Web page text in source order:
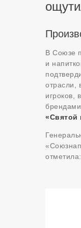
В Союзе
и
отрасли,
игроков,
брендами
«Святой
отметила: